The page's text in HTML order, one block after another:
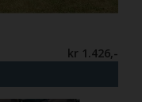
kr 1.426,-